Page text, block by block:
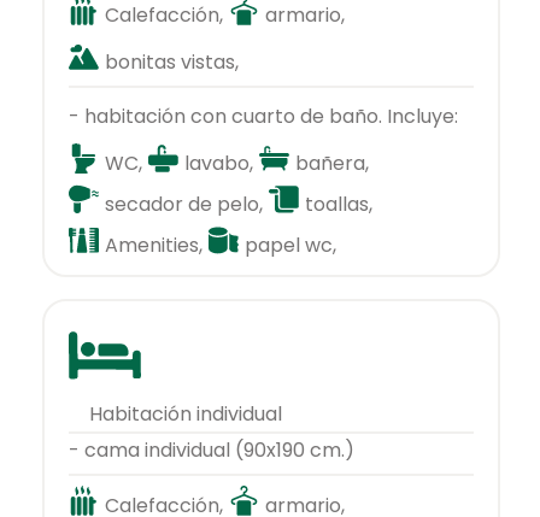
Calefacción,
armario,
bonitas vistas,
- habitación con cuarto de baño. Incluye:
WC,
lavabo,
bañera,
secador de pelo,
toallas,
Amenities,
papel wc,
habitación individual
- cama individual (90x190 cm.)
Calefacción,
armario,